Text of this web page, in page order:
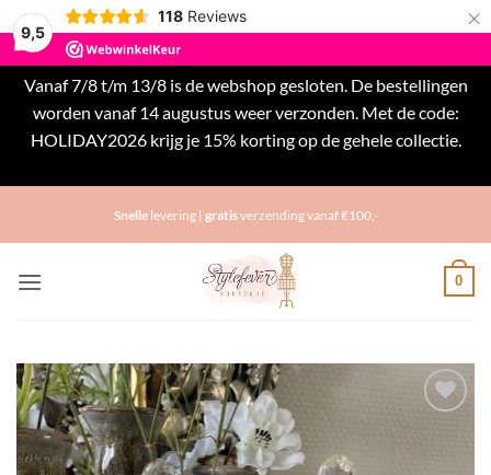
9,5
118 Reviews ×
Vanaf 7/8 t/m 13/8 is de webshop gesloten. De bestellingen
worden vanaf 14 augustus weer verzonden. Met de code:
HOLIDAY2026 krijg je 15% korting op de gehele collectie.
Snellelevering | gratisverzending vanaf €100,-
0